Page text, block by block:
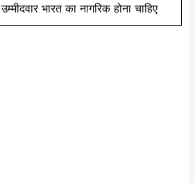
उम्मीदवार भारत का नागरिक होना चाहिए